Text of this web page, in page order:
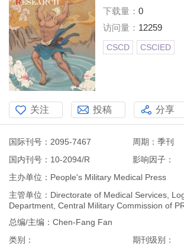
下载量： 0
访问量： 12259
CSCD CSCIED
关注 投稿 分享
国际刊号：2095-7467
周期：季刊
国内刊号：10-2094/R
影响因子：
主办单位：People's Military Medical Press
主管单位：Directorate of Medical Services,
Department, Central Military Commission of
总编/主编：Chen-Fang Fan
类别：
期刊级别：